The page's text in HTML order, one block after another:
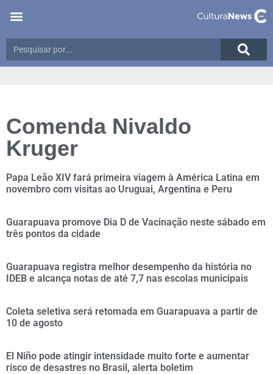
Comenda Nivaldo
Kruger
Papa Leão XIV fará primeira viagem à América Latina em
novembro com visitas ao Uruguai, Argentina e Peru
Guarapuava promove Dia D de Vacinação neste sábado em
três pontos da cidade
Guarapuava registra melhor desempenho da história no
IDEB e alcança notas de até 7,7 nas escolas municipais
Coleta seletiva será retomada em Guarapuava a partir de
10 de agosto
El Niño pode atingir intensidade muito forte e aumentar
risco de desastres no Brasil, alerta boletim